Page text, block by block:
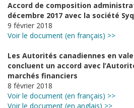
Accord de composition
décembre 2017 avec la société
9 février 2018
Voir le document (en français) >>
Les Autorités canadiennes en
concluent un accord avec
marchés financiers
8 février 2018
Voir le document (en français) >>
Voir le document (en anglais) >>